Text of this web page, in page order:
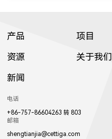
产品 项目
资源
关于我们
新闻
电话
+86-757-86604263 转 803
邮箱
shengtianjia@cettiga.com